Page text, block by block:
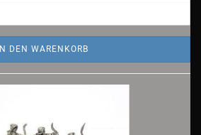
IN DEN WARENKORB